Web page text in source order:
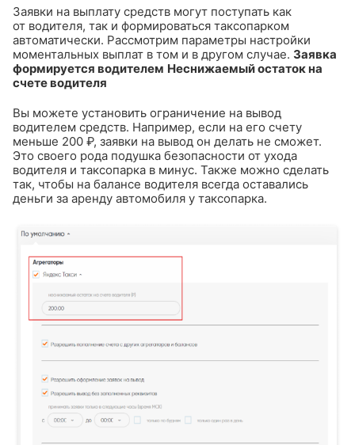
Заявки на выплату средств могут поступать как
от водителя, так и формироваться таксопарком
автоматически. Рассмотрим параметры настройки
моментальных выплат в том и в другом случае. Заявка
формируется водителем Неснижаемый остаток на
счете водителя
Вы можете установить ограничение на вывод
водителем средств. Например, если на его счету
меньше 200 ₽, заявки на вывод он делать не сможет.
Это своего рода подушка безопасности от ухода
водителя и таксопарка в минус. Также можно сделать
так, чтобы на балансе водителя всегда оставались
деньги за аренду автомобиля у таксопарка.